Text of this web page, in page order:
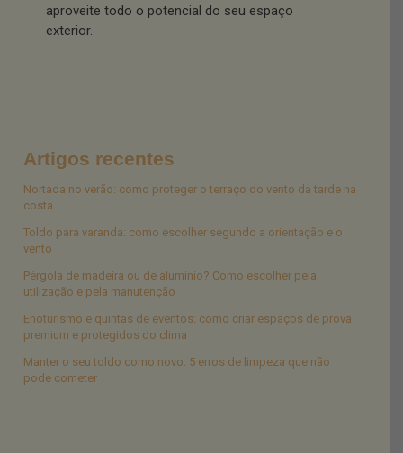
aproveite todo o potencial do seu espaço
exterior.
Artigos recentes
Nortada no verão: como proteger o terraço do vento da tarde na
costa
Toldo para varanda: como escolher segundo a orientação e o
vento
Pérgola de madeira ou de alumínio? Como escolher pela
utilização e pela manutenção
Enoturismo e quintas de eventos: como criar espaços de prova
premium e protegidos do clima
Manter o seu toldo como novo: 5 erros de limpeza que não
pode cometer